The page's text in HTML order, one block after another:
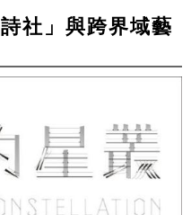
社」與跨界域藝